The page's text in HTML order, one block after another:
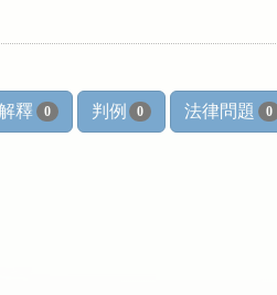
釋 0 判例 0 法律問題 0